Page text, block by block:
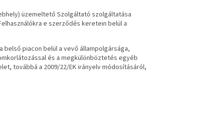
üzemeltető Szolgáltató szolgáltatása
e szerződés keretein belül a
a belső piacon belül a vevő állampolgársága,
és a megkülönböztetés egyéb
továbbá a 2009/22/EK irányelv módosításáról,